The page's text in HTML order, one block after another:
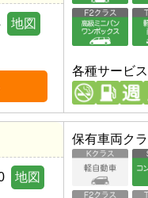
地図
各種サービス
地図
保有車両ク